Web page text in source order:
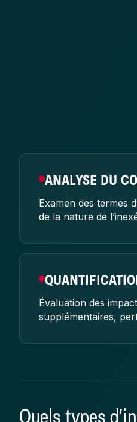
ANALYSE DU
Examen des termes
de la nature de
Évaluation des
supplémentaires,
Quels types